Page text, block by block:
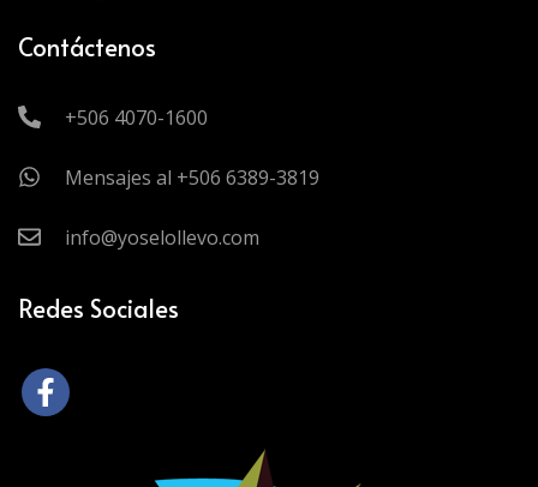
Contáctenos
+506 4070-1600
Mensajes al +506 6389-3819
info@yoselollevo.com
Redes Sociales